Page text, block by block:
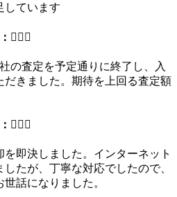
しています
の査定を予定通りに終了し、入
きました。期待を上回る査定額
即決しました。インターネット
たが、丁寧な対応でしたので、
話になりました。